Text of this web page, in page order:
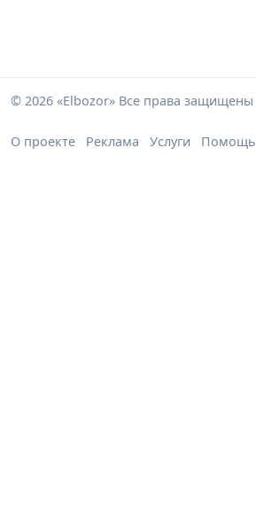
© 2026 «Elbozor» Все права защищены
О проекте Реклама Услуги Помощь